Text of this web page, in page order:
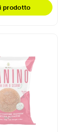
prodotto